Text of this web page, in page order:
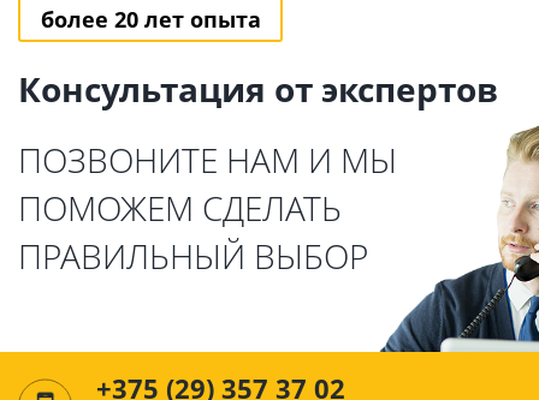
более 20 лет опыта
Консультация от экспертов
ПОЗВОНИТЕ НАМ И МЫ
ПОМОЖЕМ СДЕЛАТЬ
ПРАВИЛЬНЫЙ ВЫБОР
+375 (29) 357 37 02